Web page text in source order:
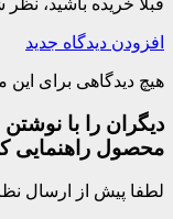
قبلا خریده باشید،
افزودن دیدگاه جدید
هیچ دیدگاهی برای
دیگران را با
محصول راهنمایی
لطفا پیش از ارسال